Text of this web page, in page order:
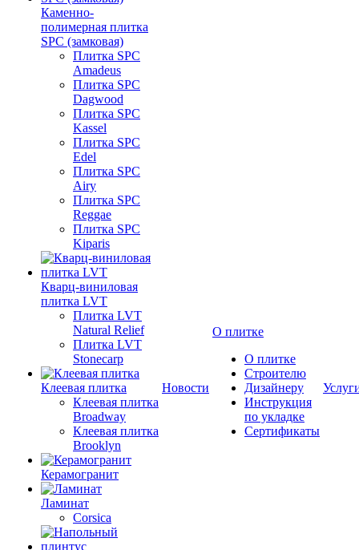
Каменно-
полимерная плитка
SPC (замковая)
Плитка SPC
Amadeus
Плитка SPC
Dagwood
Плитка SPC
Kassel
Плитка SPC
Edel
Плитка SPC
Airy
Плитка SPC
Reggae
Плитка SPC
Kiparis
Кварц-виниловая
плитка LVT
Плитка LVT
Natural Relief
Плитка LVT
Stonecarp
Клеевая плитка
Клеевая плитка
Broadway
Клеевая плитка
Brooklyn
Керамогранит
Ламинат
Corsica
Новости
О плитке
О плитке
Строителю
Дизайнеру
Инструкция
по укладке
Сертификаты